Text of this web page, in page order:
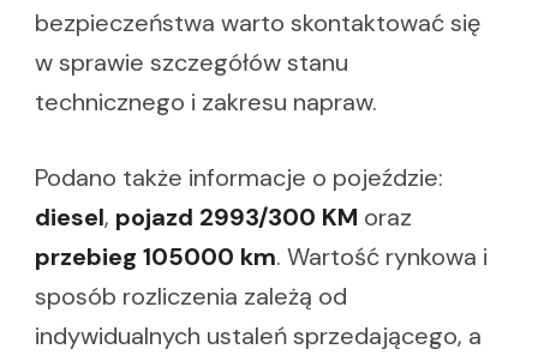
bezpieczeństwa warto skontaktować się
w sprawie szczegółów stanu
technicznego i zakresu napraw.
Podano także informacje o pojeździe:
diesel, pojazd 2993/300 KM oraz
przebieg 105000 km. Wartość rynkowa i
sposób rozliczenia zależą od
indywidualnych ustaleń sprzedającego, a